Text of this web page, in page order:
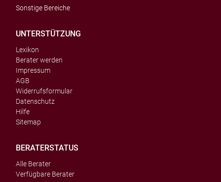
Sonstige Bereiche
UNTERSTÜTZUNG
Lexikon
Berater werden
Impressum
AGB
Widerrufsformular
Datenschutz
Hilfe
Sitemap
BERATERSTATUS
Alle Berater
Verfügbare Berater